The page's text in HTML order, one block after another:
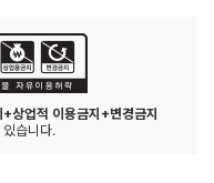
상업적 이용금지+변경금지
습니다.